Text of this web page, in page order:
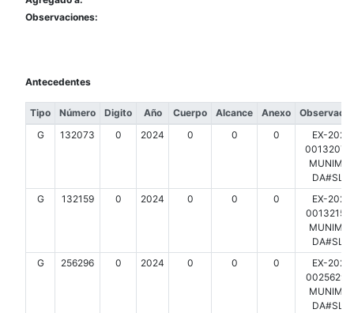
Observaciones:
Antecedentes
Tipo Número Digito Año Cuerpo Alcance Anexo
G
132073 0 2024 0 0 0
EX-
G
132159 0 2024 0 0 0
EX-
G
256296 0 2024 0 0 0
EX-